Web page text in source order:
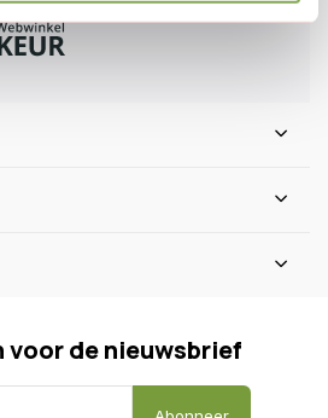
voor de nieuwsbrief